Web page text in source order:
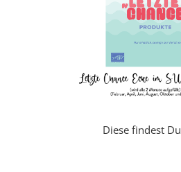
Diese findest Du